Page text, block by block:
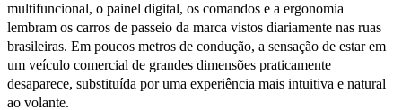
multifuncional, o painel digital, os comandos e a ergonomia
lembram os carros de passeio da marca vistos diariamente nas ruas
brasileiras. Em poucos metros de condução, a sensação de estar em
um veículo comercial de grandes dimensões praticamente
desaparece, substituída por uma experiência mais intuitiva e natural
ao volante.